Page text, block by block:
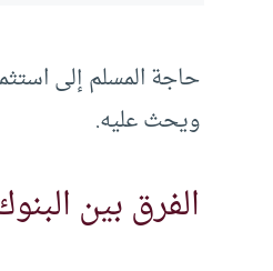
حاجة المسلم إلى
ويحث عليه.
الفرق بين